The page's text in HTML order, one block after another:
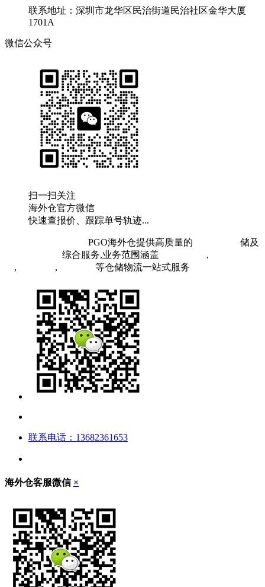
联系地址：深圳市龙华区民治街道民治社区金华大厦
1701A
微信公众号
扫一扫关注
海外仓官方微信
快速查报价、跟踪单号轨迹...
PGO海外仓提供高质量的
储及
综合服务,业务范围涵盖 ,
, , 等仓储物流一站式服务
联系电话：13682361653
海外仓客服微信 ×